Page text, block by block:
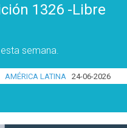
1326 -Libre
semana.
AMÉRICA LATINA 24-06-2026